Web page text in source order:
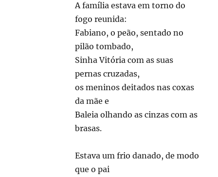
A família estava em torno do
fogo reunida:
Fabiano, o peão, sentado no
pilão tombado,
Sinha Vitória com as suas
pernas cruzadas,
os meninos deitados nas coxas
da mãe e
Baleia olhando as cinzas com as
brasas.
Estava um frio danado, de modo
que o pai